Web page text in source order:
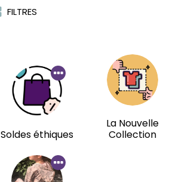
FILTRES
Soldes éthiques
La Nouvelle
Collection